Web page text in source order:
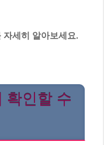
세히 알아보세요.
확인할 수